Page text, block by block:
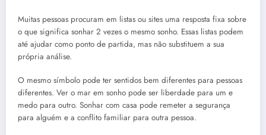
Muitas pessoas procuram em listas ou sites uma resposta fixa sobre
o que significa sonhar 2 vezes o mesmo sonho. Essas listas podem
até ajudar como ponto de partida, mas não substituem a sua
própria análise.
O mesmo símbolo pode ter sentidos bem diferentes para pessoas
diferentes. Ver o mar em sonho pode ser liberdade para um e
medo para outro. Sonhar com casa pode remeter a segurança
para alguém e a conflito familiar para outra pessoa.